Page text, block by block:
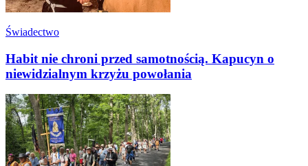
Świadectwo
Habit nie chroni przed samotnością. Kapucyn o
niewidzialnym krzyżu powołania